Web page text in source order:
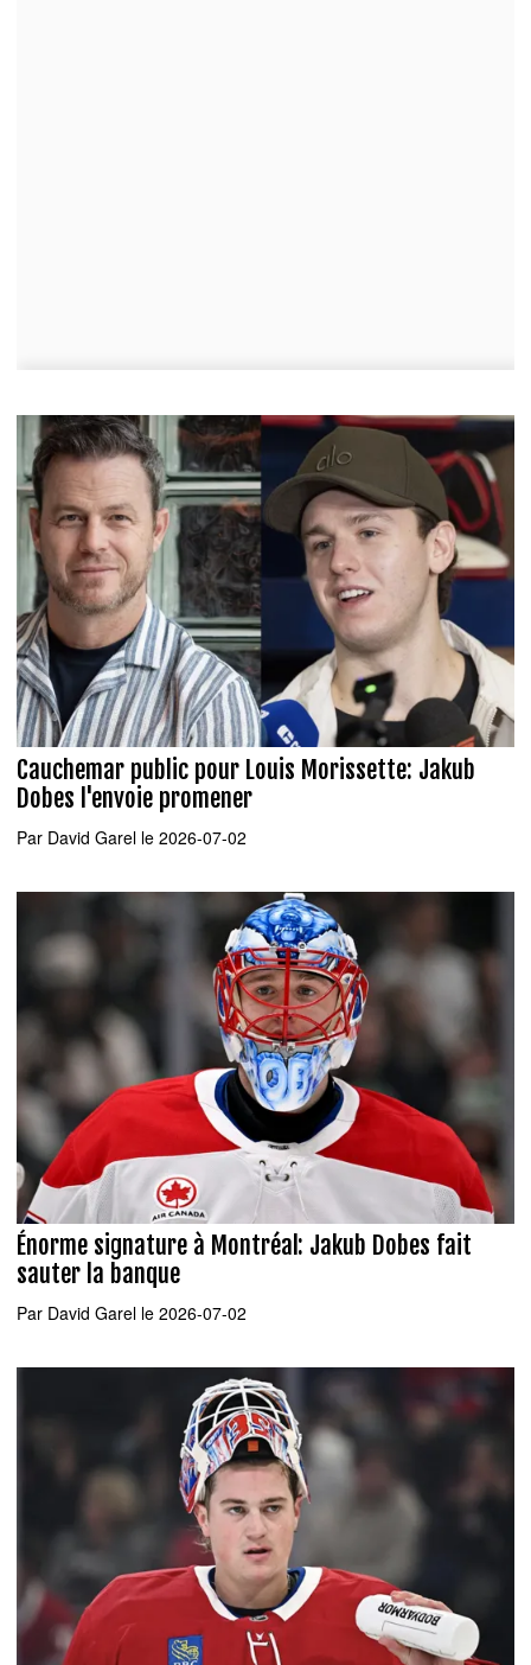
Cauchemar public pour Louis Morissette: Jakub
Dobes l'envoie promener
Par David Garel le 2026-07-02
Énorme signature à Montréal: Jakub Dobes fait
sauter la banque
Par David Garel le 2026-07-02